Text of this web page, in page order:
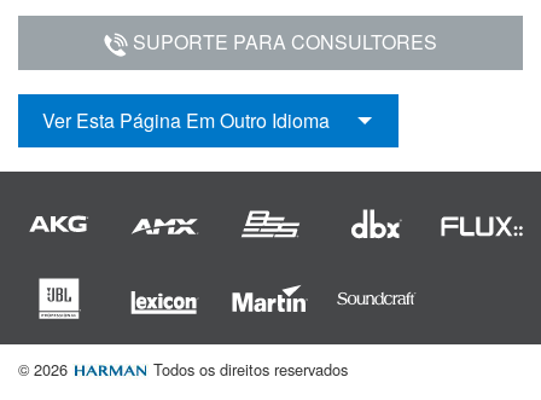
SUPORTE PARA CONSULTORES
Ver Esta Página Em Outro Idioma
© 2026 Todos os direitos reservados